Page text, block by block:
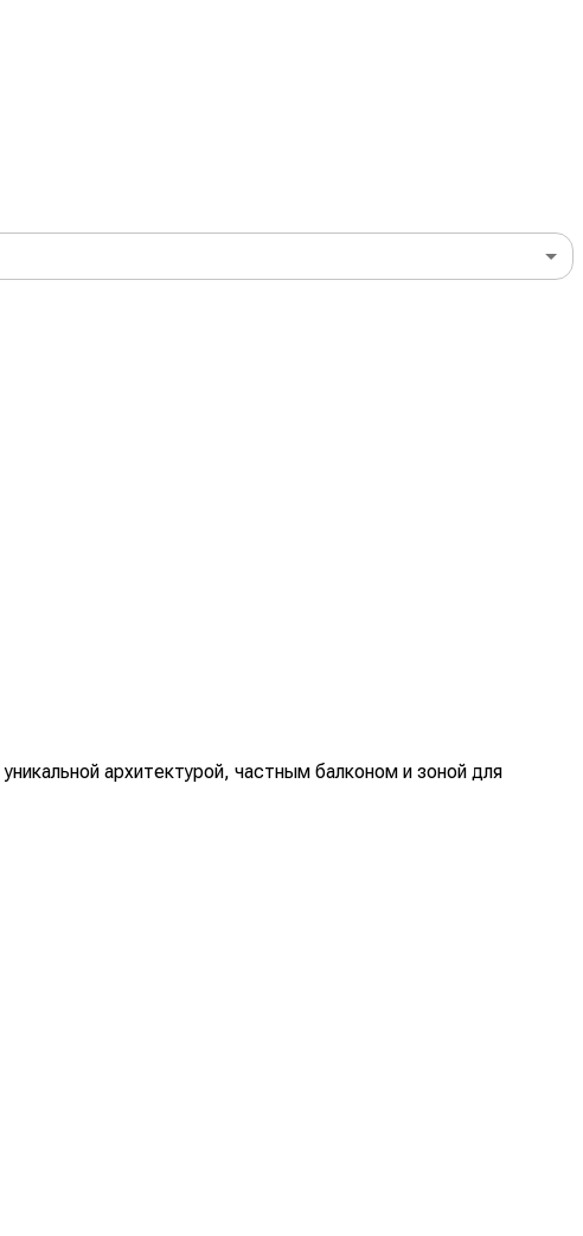
архитектурой, частным балконом и зоной для